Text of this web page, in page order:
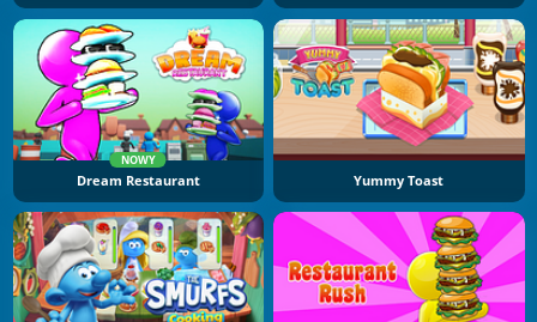
NOWY
Dream Restaurant Yummy Toast